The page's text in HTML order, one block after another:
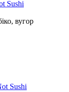
вугор